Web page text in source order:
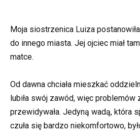
Moja siostrzenica Luiza
do innego miasta. Jej ojciec miał
matce.
Od dawna chciała mieszkać
lubiła swój zawód, więc problemów
przewidywała. Jedyną wadą, która
czuła się bardzo niekomfortowo,